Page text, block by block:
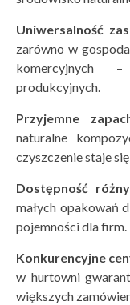
Uniwersalność
zarówno w
komercyjnych
produkcyjnych.
Przyjemne
naturalne
czyszczenie staje
Dostępność
małych opakowań
pojemności dla firm.
Konkurencyjne
w hurtowni
większych